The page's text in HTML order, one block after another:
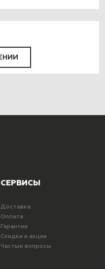
СЕРВИСЫ
Доставка
Оплата
Гарантии
Скидки и акции
Частые вопросы